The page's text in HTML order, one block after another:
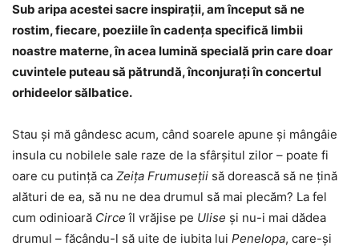
Sub aripa acestei sacre inspirații, am început să ne
rostim, fiecare, poeziile în cadența specifică limbii
noastre materne, în acea lumină specială prin care doar
cuvintele puteau să pătrundă, înconjurați în concertul
orhideelor sălbatice.
Stau și mă gândesc acum, când soarele apune și mângâie
insula cu nobilele sale raze de la sfârșitul zilor – poate fi
oare cu putință ca Zeița Frumuseții să dorească să ne țină
alături de ea, să nu ne dea drumul să mai plecăm? La fel
cum odinioară Circeîl vrăjise pe Ulise și nu-i mai dădea
drumul – făcându-l să uite de iubita lui Penelopa, care-și